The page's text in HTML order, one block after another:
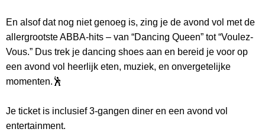
En alsof dat nog niet genoeg is, zing je de avond vol met de
allergrootste ABBA-hits – van “Dancing Queen” tot “Voulez-
Vous.” Dus trek je dancing shoes aan en bereid je voor op
een avond vol heerlijk eten, muziek, en onvergetelijke
momenten.🕺
Je ticket is inclusief 3-gangen diner en een avond vol
entertainment.